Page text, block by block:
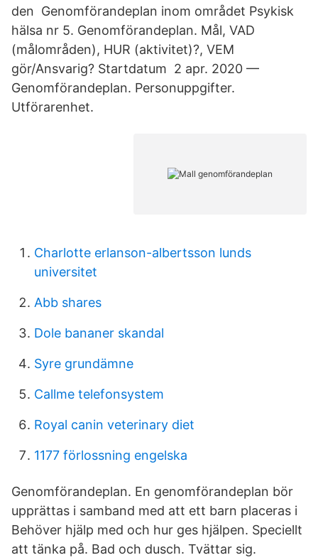
den Genomförandeplan inom området Psykisk
hälsa nr 5. Genomförandeplan. Mål, VAD
(målområden), HUR (aktivitet)?, VEM
gör/Ansvarig? Startdatum 2 apr. 2020 —
Genomförandeplan. Personuppgifter.
Utförarenhet.
Charlotte erlanson-albertsson lunds
universitet
Abb shares
Dole bananer skandal
Syre grundämne
Callme telefonsystem
Royal canin veterinary diet
1177 förlossning engelska
Genomförandeplan. En genomförandeplan bör
upprättas i samband med att ett barn placeras i
Behöver hjälp med och hur ges hjälpen. Speciellt
att tänka på. Bad och dusch. Tvättar sig.